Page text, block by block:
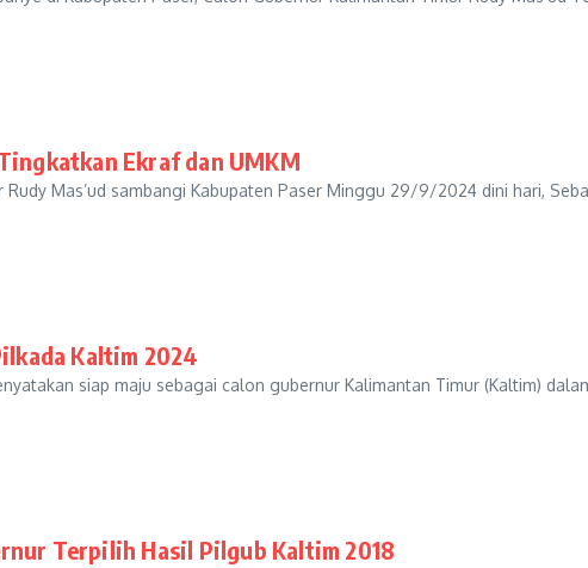
Ekraf dan UMKM
Rudy Mas’ud sambangi Kabupaten Paser Minggu 29/9/2024 dini hari,
Kaltim 2024
siap maju sebagai calon gubernur Kalimantan Timur (Kaltim)
Terpilih Hasil Pilgub Kaltim 2018